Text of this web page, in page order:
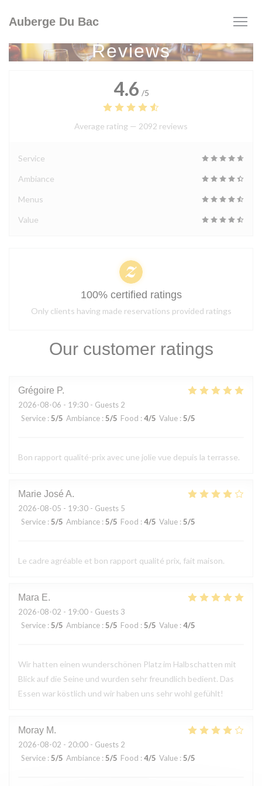
Auberge Du Bac
Reviews
Our customer ratings
Grégoire P
2026-08-06 - 19:30 - Guests 2
Service : 5/5 Ambiance : 5/5 Food : 4/5 Value : 5/5
Bon rapport qualité-prix avec une jolie vue depuis la terrasse.
Marie José A
2026-08-05 - 19:30 - Guests 5
Service : 5/5 Ambiance : 5/5 Food : 4/5 Value : 5/5
Le cadre agréable et bon rapport qualité prix, fait maison.
Mara E
2026-08-02 - 19:00 - Guests 3
Service : 5/5 Ambiance : 5/5 Food : 5/5 Value : 4/5
Wir hatten einen wunderschönen Platz im Halbschatten mit
Blick auf die Seine und wurden sehr freundlich bedient. Das
Essen war köstlich und wir haben uns sehr wohl gefühlt!
Moray M
2026-08-02 - 20:00 - Guests 2
Service : 5/5 Ambiance : 5/5 Food : 4/5 Value : 5/5
4.6 /5
Average rating — 2092 reviews
Service
Ambiance
Menus
Value
100% certified ratings
Only clients having made reservations provided ratings